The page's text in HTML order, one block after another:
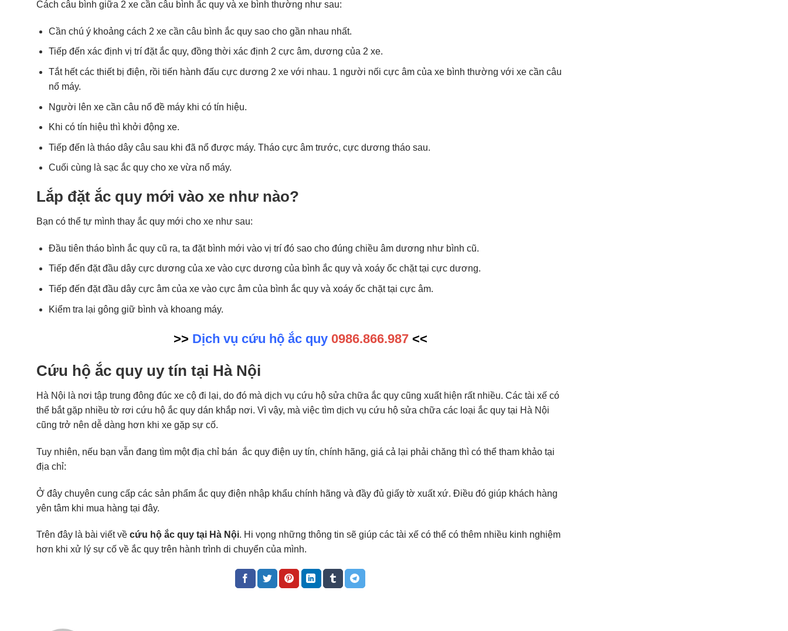
Cách câu bình giữa 2 xe cần câu bình ắc quy và xe bình thường như sau:
Cần chú ý khoảng cách 2 xe cần câu bình ắc quy sao cho gần nhau nhất.
Tiếp đến xác định vị trí đặt ắc quy, đồng thời xác định 2 cực âm, dương của 2 xe.
Tắt hết các thiết bị điện, rồi tiến hành đấu cực dương 2 xe với nhau. 1 người nối cực âm của xe bình thường với xe cần câu
nổ máy.
Người lên xe cần câu nổ đề máy khi có tín hiệu.
Khi có tín hiệu thì khởi động xe.
Tiếp đến là tháo dây câu sau khi đã nổ được máy. Tháo cực âm trước, cực dương tháo sau.
Cuối cùng là sạc ắc quy cho xe vừa nổ máy.
Lắp đặt ắc quy mới vào xe như nào?
Bạn có thể tự mình thay ắc quy mới cho xe như sau:
Đầu tiên tháo bình ắc quy cũ ra, ta đặt bình mới vào vị trí đó sao cho đúng chiều âm dương như bình cũ.
Tiếp đến đặt đầu dây cực dương của xe vào cực dương của bình ắc quy và xoáy ốc chặt tại cực dương.
Tiếp đến đặt đầu dây cực âm của xe vào cực âm của bình ắc quy và xoáy ốc chặt tại cực âm.
Kiểm tra lại gông giữ bình và khoang máy.
>> Dịch vụ cứu hộ ắc quy0986.866.987 <<
Cứu hộ ắc quy uy tín tại Hà Nội
Hà Nội là nơi tập trung đông đúc xe cộ đi lại, do đó mà dịch vụ cứu hộ sửa chữa ắc quy cũng xuất hiện rất nhiều. Các tài xế có
thể bắt gặp nhiều tờ rơi cứu hộ ắc quy dán khắp nơi. Vì vậy, mà việc tìm dịch vụ cứu hộ sửa chữa các loại ắc quy tại Hà Nội
cũng trở nên dễ dàng hơn khi xe gặp sự cố.
Tuy nhiên, nếu bạn vẫn đang tìm một địa chỉ bán ắc quy điện uy tín, chính hãng, giá cả lại phải chăng thì có thể tham khảo tại
địa chỉ:
Ở đây chuyên cung cấp các sản phẩm ắc quy điện nhập khẩu chính hãng và đầy đủ giấy tờ xuất xứ. Điều đó giúp khách hàng
yên tâm khi mua hàng tại đây.
Trên đây là bài viết về cứu hộ ắc quy tại Hà Nội. Hi vọng những thông tin sẽ giúp các tài xế có thể có thêm nhiều kinh nghiệm
hơn khi xử lý sự cố về ắc quy trên hành trình di chuyển của mình.